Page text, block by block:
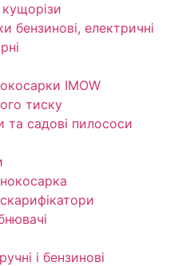
бензинові, електричні
IMOW
тиску
та садові пилососи
і бензинові